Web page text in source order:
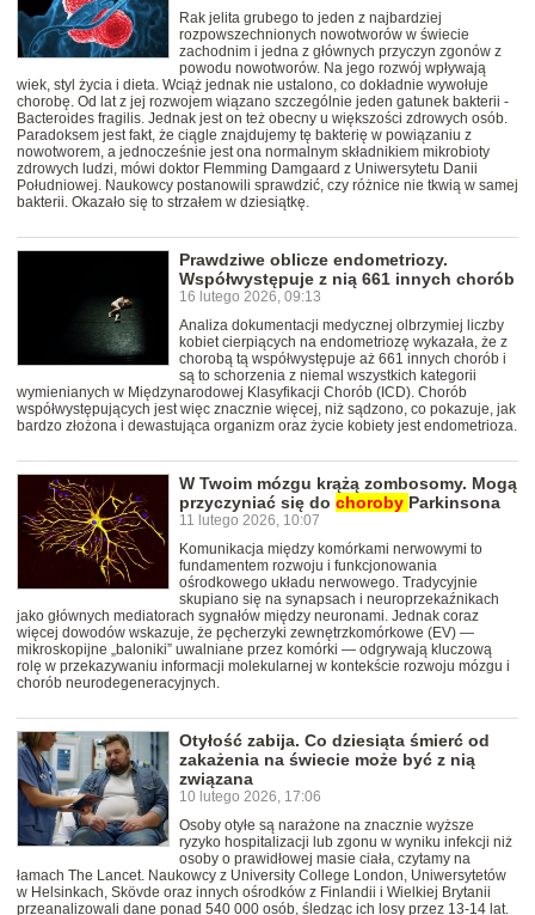
Rak jelita grubego to jeden z najbardziej
rozpowszechnionych nowotworów w świecie
zachodnim i jedna z głównych przyczyn zgonów z
powodu nowotworów. Na jego rozwój wpływają
wiek, styl życia i dieta. Wciąż jednak nie ustalono, co dokładnie wywołuje
chorobę. Od lat z jej rozwojem wiązano szczególnie jeden gatunek bakterii -
Bacteroides fragilis. Jednak jest on też obecny u większości zdrowych osób.
Paradoksem jest fakt, że ciągle znajdujemy tę bakterię w powiązaniu z
nowotworem, a jednocześnie jest ona normalnym składnikiem mikrobioty
zdrowych ludzi, mówi doktor Flemming Damgaard z Uniwersytetu Danii
Południowej. Naukowcy postanowili sprawdzić, czy różnice nie tkwią w samej
bakterii. Okazało się to strzałem w dziesiątkę.
Prawdziwe oblicze endometriozy.
Współwystępuje z nią 661 innych chorób
16 lutego 2026, 09:13
Analiza dokumentacji medycznej olbrzymiej liczby
kobiet cierpiących na endometriozę wykazała, że z
chorobą tą współwystępuje aż 661 innych chorób i
są to schorzenia z niemal wszystkich kategorii
wymienianych w Międzynarodowej Klasyfikacji Chorób (ICD). Chorób
współwystępujących jest więc znacznie więcej, niż sądzono, co pokazuje, jak
bardzo złożona i dewastująca organizm oraz życie kobiety jest endometrioza.
W Twoim mózgu krążą zombosomy. Mogą
przyczyniać się do choroby Parkinsona
11 lutego 2026, 10:07
Komunikacja między komórkami nerwowymi to
fundamentem rozwoju i funkcjonowania
ośrodkowego układu nerwowego. Tradycyjnie
skupiano się na synapsach i neuroprzekaźnikach
jako głównych mediatorach sygnałów między neuronami. Jednak coraz
więcej dowodów wskazuje, że pęcherzyki zewnętrzkomórkowe (EV) —
mikroskopijne „baloniki” uwalniane przez komórki — odgrywają kluczową
rolę w przekazywaniu informacji molekularnej w kontekście rozwoju mózgu i
chorób neurodegeneracyjnych.
Otyłość zabija. Co dziesiąta śmierć od
zakażenia na świecie może być z nią
związana
10 lutego 2026, 17:06
Osoby otyłe są narażone na znacznie wyższe
ryzyko hospitalizacji lub zgonu w wyniku infekcji niż
osoby o prawidłowej masie ciała, czytamy na
łamach The Lancet. Naukowcy z University College London, Uniwersytetów
w Helsinkach, Skövde oraz innych ośrodków z Finlandii i Wielkiej Brytanii
przeanalizowali dane ponad 540 000 osób, śledząc ich losy przez 13-14 lat.